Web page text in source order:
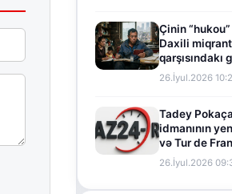
Çinin
Daxili
qarşısındakı
sədd
26.İyul.2026
Tadey
idmanının
və Tur de
səhifəsi
26.İyul.2026